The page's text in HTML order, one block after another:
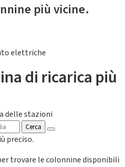
più vicine.
elettriche
di ricarica più
delle stazioni
Cerca
preciso.
trovare le colonnine disponibili